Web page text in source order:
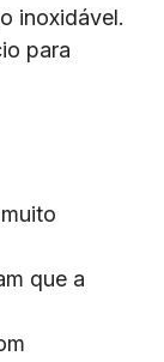
inoxidável.
para
que a